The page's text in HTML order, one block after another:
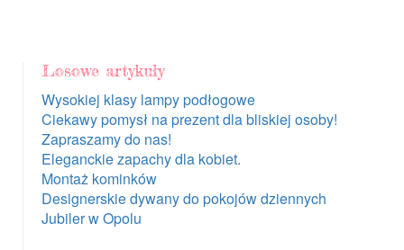
Losowe artykuły
Wysokiej klasy lampy podłogowe
Ciekawy pomysł na prezent dla bliskiej osoby!
Zapraszamy do nas!
Eleganckie zapachy dla kobiet.
Montaż kominków
Designerskie dywany do pokojów dziennych
Jubiler w Opolu